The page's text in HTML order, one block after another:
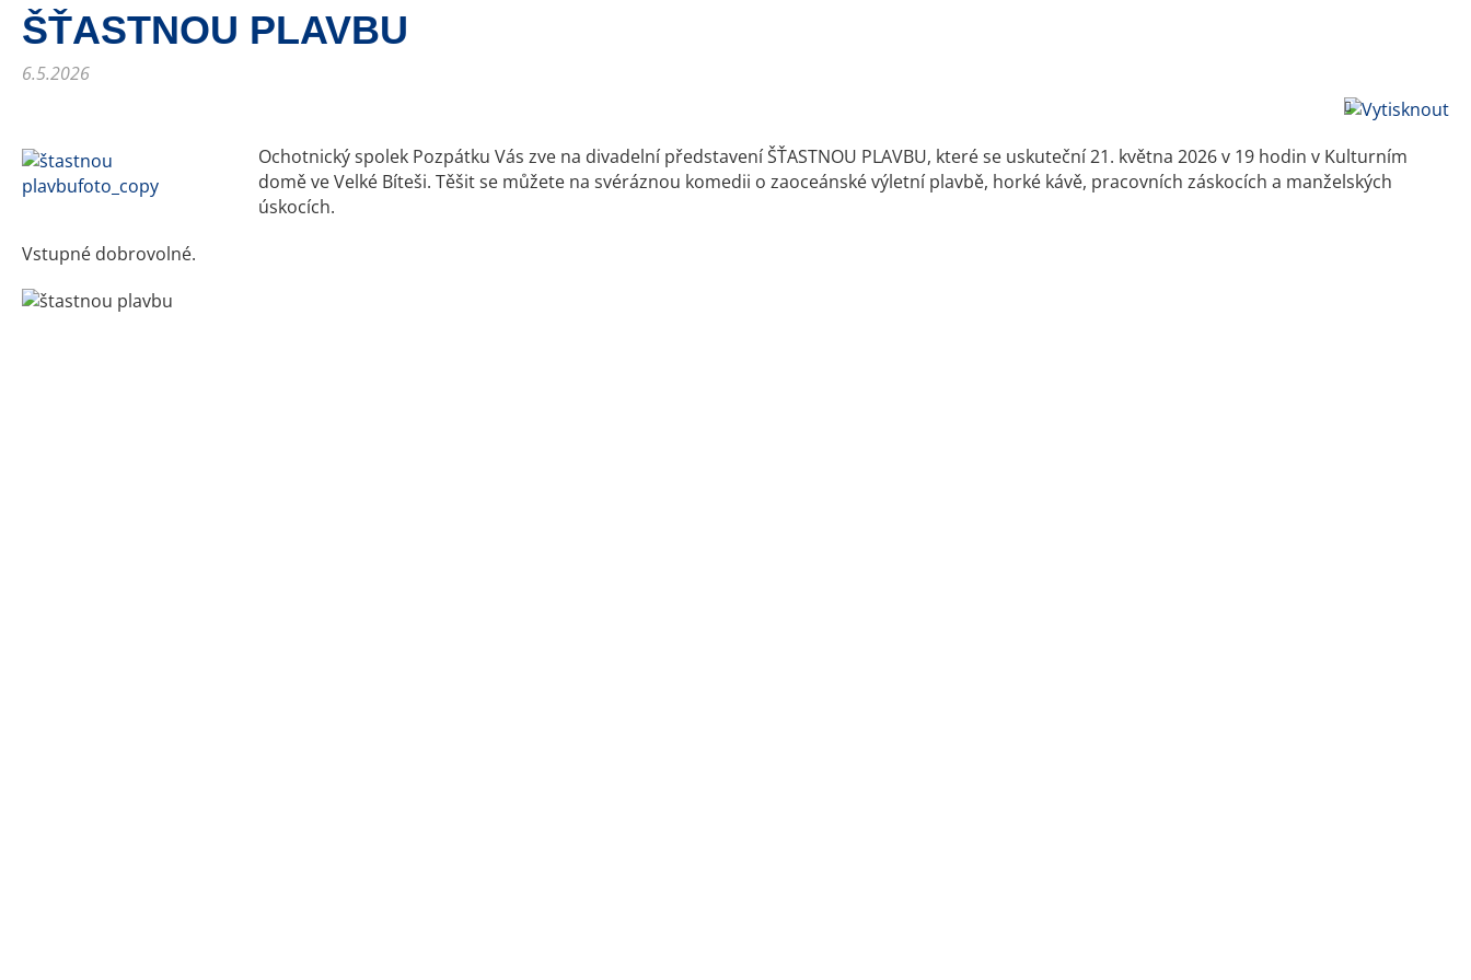
ŠŤASTNOU PLAVBU
6.5.2026
Ochotnický spolek Pozpátku Vás zve na divadelní představení ŠŤASTNOU PLAVBU, které se uskuteční 21. května 2026 v 19 hodin v Kulturním
domě ve Velké Bíteši. Těšit se můžete na svéráznou komedii o zaoceánské výletní plavbě, horké kávě, pracovních záskocích a manželských
úskocích.
Vstupné dobrovolné.